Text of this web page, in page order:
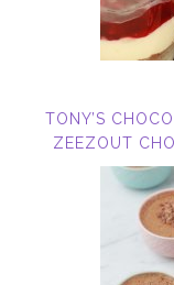
TONY’S
ZEEZOUT